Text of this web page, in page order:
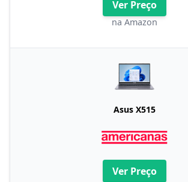
Ver Preço
na Amazon
Asus X515
Ver Preço